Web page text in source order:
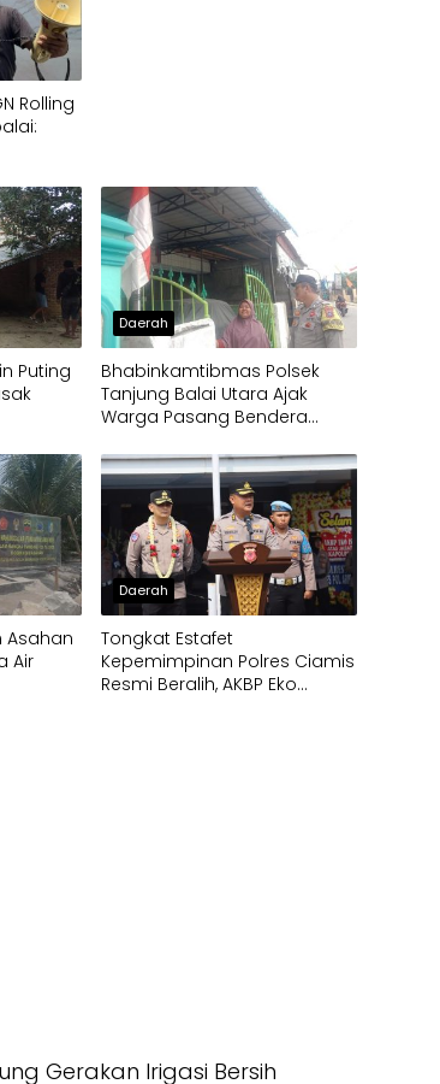
Rolling
Puting
Daerah
Bhabinkamtibmas Polsek
Tanjung Balai Utara Ajak
Warga Pasang Bendera
Asahan
Air
Daerah
Tongkat Estafet
Kepemimpinan Polres Ciamis
Resmi Beralih, AKBP Eko
Gerakan Irigasi Bersih